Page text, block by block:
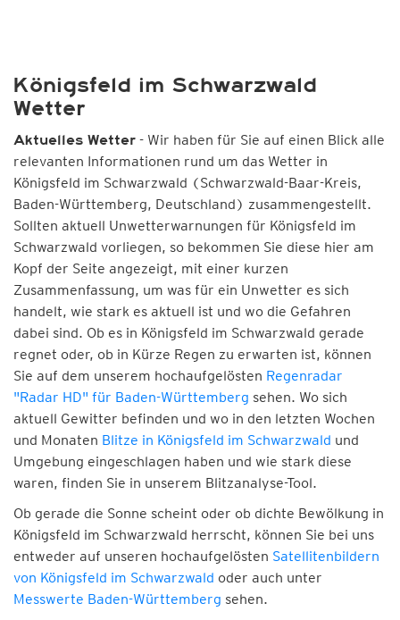
Königsfeld im Schwarzwald
Wetter
Aktuelles Wetter - Wir haben für Sie auf einen Blick alle
relevanten Informationen rund um das Wetter in
Königsfeld im Schwarzwald (Schwarzwald-Baar-Kreis,
Baden-Württemberg, Deutschland) zusammengestellt.
Sollten aktuell Unwetterwarnungen für Königsfeld im
Schwarzwald vorliegen, so bekommen Sie diese hier am
Kopf der Seite angezeigt, mit einer kurzen
Zusammenfassung, um was für ein Unwetter es sich
handelt, wie stark es aktuell ist und wo die Gefahren
dabei sind. Ob es in Königsfeld im Schwarzwald gerade
regnet oder, ob in Kürze Regen zu erwarten ist, können
Sie auf dem unserem hochaufgelösten Regenradar
"Radar HD" für Baden-Württemberg sehen. Wo sich
aktuell Gewitter befinden und wo in den letzten Wochen
und Monaten Blitze in Königsfeld im Schwarzwald und
Umgebung eingeschlagen haben und wie stark diese
waren, finden Sie in unserem Blitzanalyse-Tool.
Ob gerade die Sonne scheint oder ob dichte Bewölkung in
Königsfeld im Schwarzwald herrscht, können Sie bei uns
entweder auf unseren hochaufgelösten Satellitenbildern
von Königsfeld im Schwarzwald oder auch unter
Messwerte Baden-Württemberg sehen.